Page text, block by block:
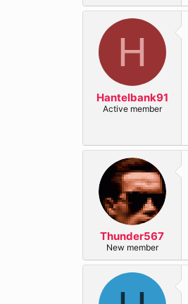
H
Hantelbank91
Active member
Thunder567
New member